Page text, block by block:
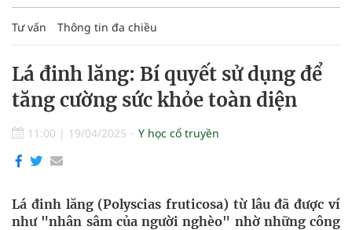
Tư vấn Thông tin đa chiều
Lá đinh lăng: Bí quyết sử dụng để
tăng cường sức khỏe toàn diện
11:00 | 19/04/2025 Y học cổ truyền
Lá đinh lăng (Polyscias fruticosa) từ lâu đã được ví
như "nhân sâm của người nghèo" nhờ những công